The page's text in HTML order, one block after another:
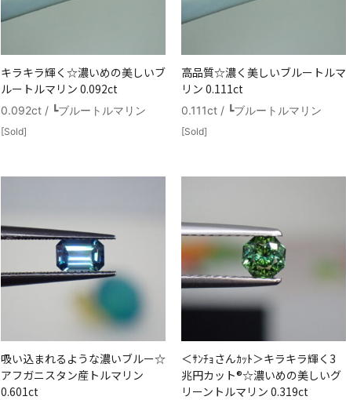
キラキラ輝く☆濃いめの美しいブ
ルートルマリン 0.092ct
0.092ct / ┗ブルートルマリン
[Sold]
高品質☆濃く美しいブルートルマ
リン 0.111ct
0.111ct / ┗ブルートルマリン
[Sold]
吸い込まれるような濃いブルー☆
アフガニスタン産トルマリン
0.601ct
＜ｻﾝﾁｮさんｶｯﾄ＞キラキラ輝く3
兆円カット®☆濃いめの美しいグ
リーントルマリン 0.319ct